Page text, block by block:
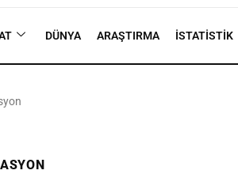
DÜNYA ARAŞTIRMA İSTATISTIK